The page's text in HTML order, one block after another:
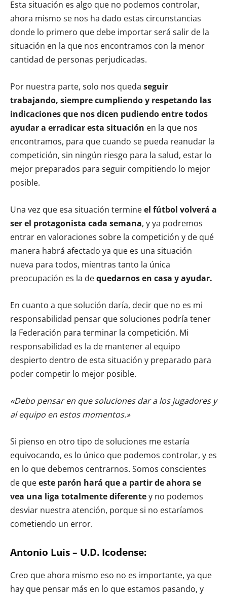
Esta situación es algo que no podemos controlar,
ahora mismo se nos ha dado estas circunstancias
donde lo primero que debe importar será salir de la
situación en la que nos encontramos con la menor
cantidad de personas perjudicadas.
Por nuestra parte, solo nos queda seguir
trabajando, siempre cumpliendo y respetando las
indicaciones que nos dicen pudiendo entre todos
ayudar a erradicar esta situación en la que nos
encontramos, para que cuando se pueda reanudar la
competición, sin ningún riesgo para la salud, estar lo
mejor preparados para seguir compitiendo lo mejor
posible.
Una vez que esa situación termineel fútbol volverá a
ser el protagonista cada semana, y ya podremos
entrar en valoraciones sobre la competición y de qué
manera habrá afectado ya que es una situación
nueva para todos, mientras tanto la única
preocupación es la dequedarnos en casa y ayudar.
En cuanto a que solución daría, decir que no es mi
responsabilidad pensar que soluciones podría tener
la Federación para terminar la competición. Mi
responsabilidad es la de mantener al equipo
despierto dentro de esta situación y preparado para
poder competir lo mejor posible.
«Debo pensar en que soluciones dar a los jugadores y
al equipo en estos momentos.»
Si pienso en otro tipo de soluciones me estaría
equivocando, es lo único que podemos controlar, y es
en lo que debemos centrarnos. Somos conscientes
de queeste parón hará que a partir de ahora se
vea una liga totalmente diferentey no podemos
desviar nuestra atención, porque si no estaríamos
cometiendo un error.
Antonio Luis – U.D. Icodense:
Creo que ahora mismo eso no es importante, ya que
hay que pensar más en lo que estamos pasando, y